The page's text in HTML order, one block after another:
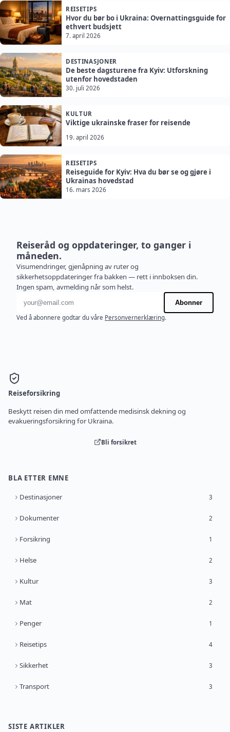
REISETIPS
Hvor du bør bo i Ukraina: Overnattingsguide for
ethvert budsjett
7. april 2026
DESTINASJONER
De beste dagsturene fra Kyiv: Utforskning
utenfor hovedstaden
30. juli 2026
KULTUR
Viktige ukrainske fraser for reisende
19. april 2026
REISETIPS
Reiseguide for Kyiv: Hva du bør se og gjøre i
Ukrainas hovedstad
16. mars 2026
Reiseråd og oppdateringer, to ganger i
måneden.
Visumendringer, gjenåpning av ruter og
sikkerhetsoppdateringer fra bakken — rett i innboksen din.
Ingen spam, avmelding når som helst.
E-postadresse
Abonner
Ved å abonnere godtar du våre Personvernerklæring.
Reiseforsikring
Beskytt reisen din med omfattende medisinsk dekning og
evakueringsforsikring for Ukraina.
Bli forsikret
BLA ETTER EMNE
Destinasjoner 3
Dokumenter 2
Forsikring 1
Helse 2
Kultur 3
Mat 2
Penger 1
Reisetips 4
Sikkerhet 3
Transport 3
SISTE ARTIKLER